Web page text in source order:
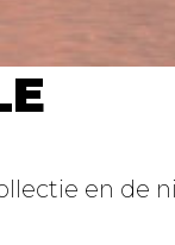
en de